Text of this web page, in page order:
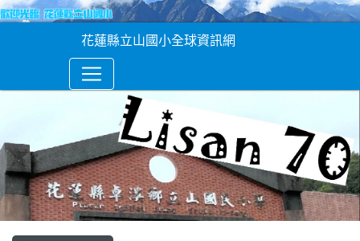
花蓮縣立山國小全球資訊網